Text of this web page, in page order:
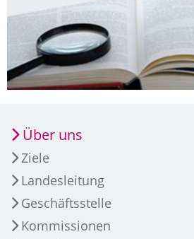
Über uns
Ziele
Landesleitung
Geschäftsstelle
Kommissionen